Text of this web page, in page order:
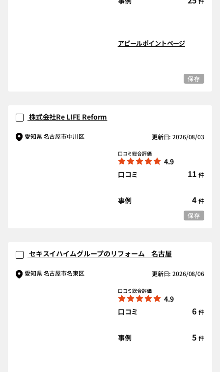
アピールポイントページ
保存
株式会社Re LIFE Reform
愛知県 名古屋市中川区 更新日: 2026/08/03
口コミ総合評価
4.9
口コミ
11 件
事例 4 件
保存
セキスイハイムグループのリフォーム 名古屋
愛知県 名古屋市名東区 更新日: 2026/08/06
口コミ総合評価
4.9
口コミ
6 件
事例 5 件